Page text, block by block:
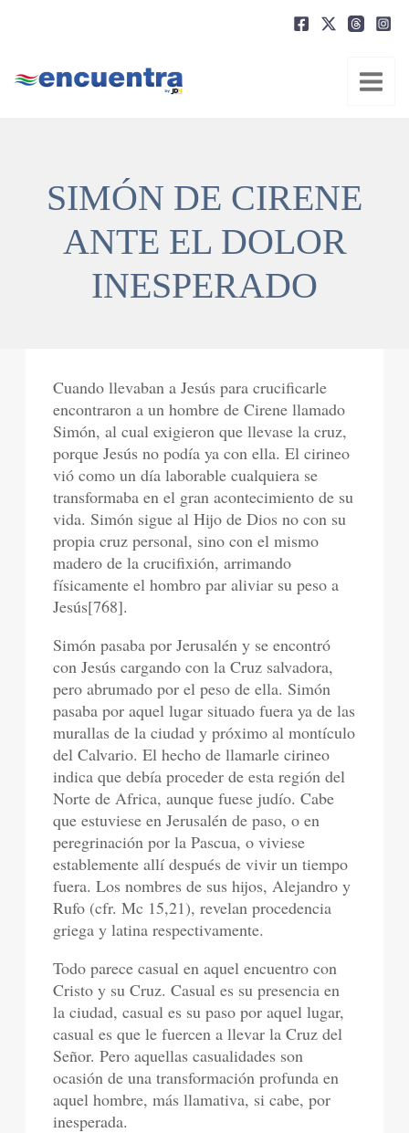
SIMÓN DE CIRENE
ANTE EL DOLOR
INESPERADO
Cuando llevaban a Jesús para crucificarle
encontraron a un hombre de Cirene llamado
Simón, al cual exigieron que llevase la cruz,
porque Jesús no podía ya con ella. El cirineo
vió como un día laborable cualquiera se
transformaba en el gran acontecimiento de su
vida. Simón sigue al Hijo de Dios no con su
propia cruz personal, sino con el mismo
madero de la crucifixión, arrimando
físicamente el hombro par aliviar su peso a
Jesús[768].
Simón pasaba por Jerusalén y se encontró
con Jesús cargando con la Cruz salvadora,
pero abrumado por el peso de ella. Simón
pasaba por aquel lugar situado fuera ya de las
murallas de la ciudad y próximo al montículo
del Calvario. El hecho de llamarle cirineo
indica que debía proceder de esta región del
Norte de Africa, aunque fuese judío. Cabe
que estuviese en Jerusalén de paso, o en
peregrinación por la Pascua, o viviese
establemente allí después de vivir un tiempo
fuera. Los nombres de sus hijos, Alejandro y
Rufo (cfr. Mc 15,21), revelan procedencia
griega y latina respectivamente.
Todo parece casual en aquel encuentro con
Cristo y su Cruz. Casual es su presencia en
la ciudad, casual es su paso por aquel lugar,
casual es que le fuercen a llevar la Cruz del
Señor. Pero aquellas casualidades son
ocasión de una transformación profunda en
aquel hombre, más llamativa, si cabe, por
inesperada.